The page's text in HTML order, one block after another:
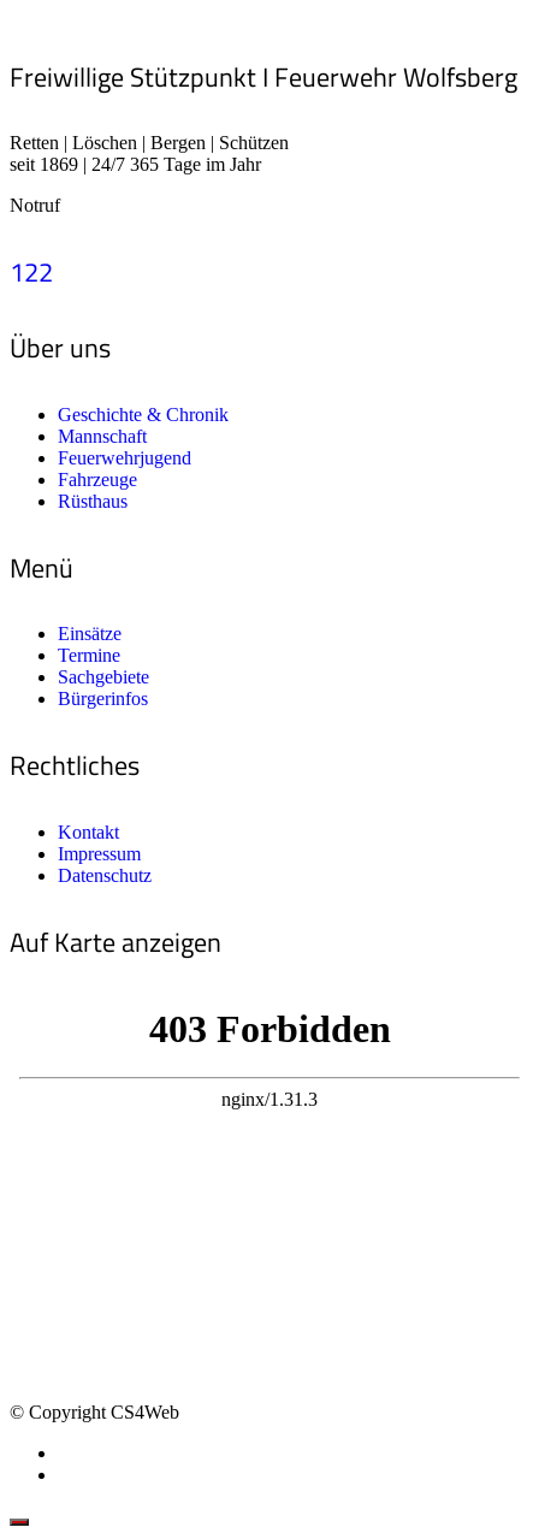
Freiwillige Stützpunkt I Feuerwehr Wolfsberg
Retten | Löschen | Bergen | Schützen
seit 1869 | 24/7 365 Tage im Jahr
Notruf
122
Über uns
Geschichte & Chronik
Mannschaft
Feuerwehrjugend
Fahrzeuge
Rüsthaus
Menü
Einsätze
Termine
Sachgebiete
Bürgerinfos
Rechtliches
Kontakt
Impressum
Datenschutz
Auf Karte anzeigen
© Copyright CS4Web